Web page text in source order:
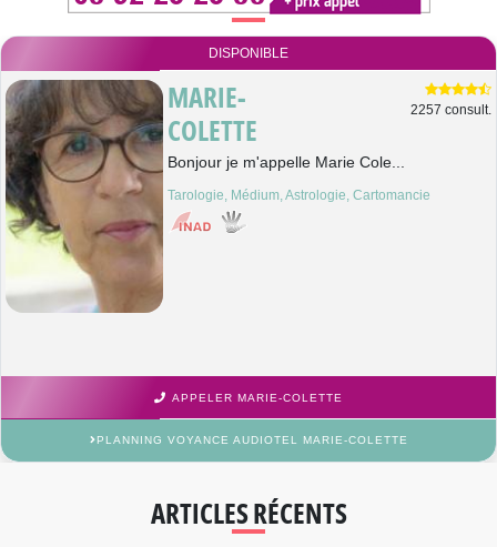
DISPONIBLE
MARIE-
COLETTE
2257 consult.
Bonjour je m'appelle Marie Cole...
Tarologie, Médium, Astrologie, Cartomancie
APPELER MARIE-COLETTE
PLANNING VOYANCE AUDIOTEL MARIE-COLETTE
ARTICLES RÉCENTS